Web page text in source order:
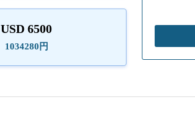
USD 6500
1034280円